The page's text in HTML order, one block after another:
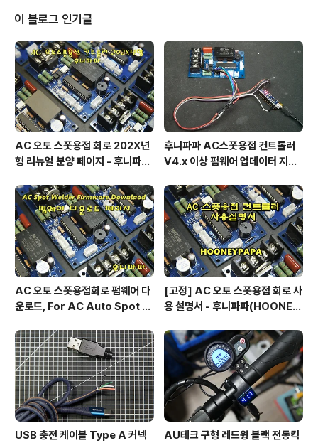
이 블로그 인기글
AC 오토 스폿용접 회로 202X년
형 리뉴얼 분양 페이지 - 후니파파
후니파파 AC스폿용접 컨트롤러
V4.x 이상 펌웨어 업데이터 지그
AC 오토 스폿용접회로 펌웨어 다
운로드, For AC Auto Spot W
ad by 후니파파
[고정] AC 오토 스폿용접 회로 사
용 설명서 - 후니파파(HOONEY
USB 충전 케이블 Type A 커넥
AU테크 구형 레드윙 블랙 전동킥